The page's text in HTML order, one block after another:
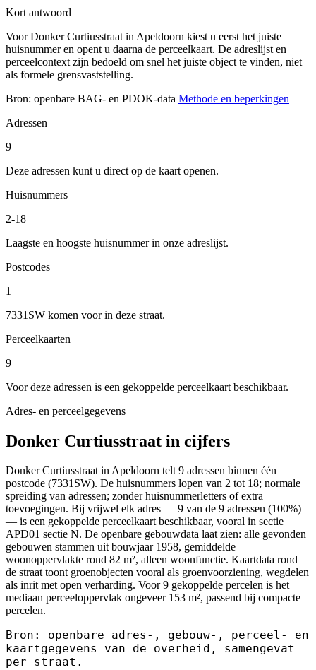
Kort antwoord
Voor Donker Curtiusstraat in Apeldoorn kiest u eerst het juiste
huisnummer en opent u daarna de perceelkaart. De adreslijst en
perceelcontext zijn bedoeld om snel het juiste object te vinden, niet
als formele grensvaststelling.
Bron: openbare BAG- en PDOK-data Methode en beperkingen
Adressen
9
Deze adressen kunt u direct op de kaart openen.
Huisnummers
2-18
Laagste en hoogste huisnummer in onze adreslijst.
Postcodes
1
7331SW komen voor in deze straat.
Perceelkaarten
9
Voor deze adressen is een gekoppelde perceelkaart beschikbaar.
Adres- en perceelgegevens
Donker Curtiusstraat in cijfers
Donker Curtiusstraat in Apeldoorn telt 9 adressen binnen één
postcode (7331SW). De huisnummers lopen van 2 tot 18; normale
spreiding van adressen; zonder huisnummerletters of extra
toevoegingen. Bij vrijwel elk adres — 9 van de 9 adressen (100%)
— is een gekoppelde perceelkaart beschikbaar, vooral in sectie
APD01 sectie N. De openbare gebouwdata laat zien: alle gevonden
gebouwen stammen uit bouwjaar 1958, gemiddelde
woonoppervlakte rond 82 m², alleen woonfunctie. Kaartdata rond
de straat toont groenobjecten vooral als groenvoorziening, wegdelen
als inrit met open verharding. Voor 9 gekoppelde percelen is het
mediaan perceeloppervlak ongeveer 153 m², passend bij compacte
percelen.
Bron: openbare adres-, gebouw-, perceel- en
kaartgegevens van de overheid, samengevat
per straat.